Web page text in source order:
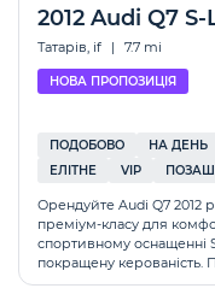
2012 Audi Q7 S-
Татарів, if | 7.7 mi
НОВА ПРОПОЗИЦІЯ
ПОДОБОВО НА ДЕНЬ
ЕЛІТНЕ
VIP
Орендуйте Audi Q7 2012
преміум-класу для
спортивному оснащенні
покращену керованість.